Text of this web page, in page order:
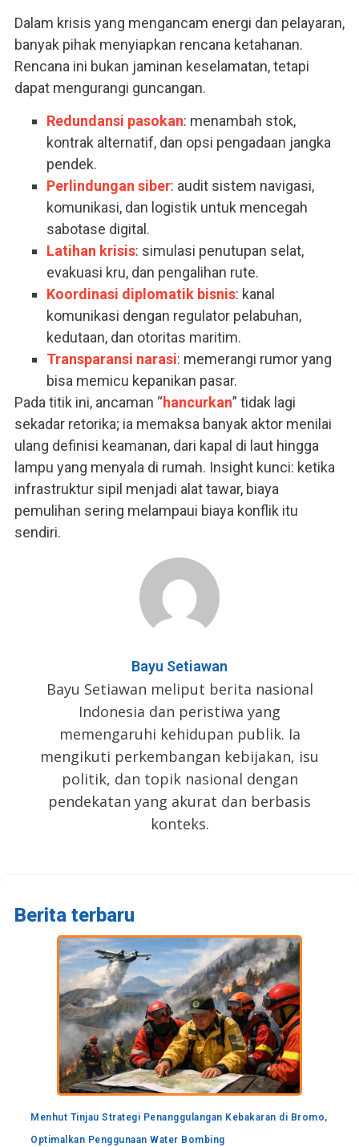
Dalam krisis yang mengancam energi dan pelayaran,
banyak pihak menyiapkan rencana ketahanan.
Rencana ini bukan jaminan keselamatan, tetapi
dapat mengurangi guncangan.
Redundansi pasokan: menambah stok,
kontrak alternatif, dan opsi pengadaan jangka
pendek.
Perlindungan siber: audit sistem navigasi,
komunikasi, dan logistik untuk mencegah
sabotase digital.
Latihan krisis: simulasi penutupan selat,
evakuasi kru, dan pengalihan rute.
Koordinasi diplomatik bisnis: kanal
komunikasi dengan regulator pelabuhan,
kedutaan, dan otoritas maritim.
Transparansi narasi: memerangi rumor yang
bisa memicu kepanikan pasar.
Pada titik ini, ancaman “hancurkan” tidak lagi
sekadar retorika; ia memaksa banyak aktor menilai
ulang definisi keamanan, dari kapal di laut hingga
lampu yang menyala di rumah. Insight kunci: ketika
infrastruktur sipil menjadi alat tawar, biaya
pemulihan sering melampaui biaya konflik itu
sendiri.
Bayu Setiawan
Bayu Setiawan meliput berita nasional
Indonesia dan peristiwa yang
memengaruhi kehidupan publik. Ia
mengikuti perkembangan kebijakan, isu
politik, dan topik nasional dengan
pendekatan yang akurat dan berbasis
konteks.
Berita terbaru
Menhut Tinjau Strategi Penanggulangan Kebakaran di Bromo,
Optimalkan Penggunaan Water Bombing